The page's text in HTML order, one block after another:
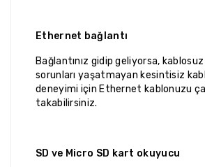
Ethernet bağlantı
Bağlantınız gidip geliyorsa,
sorunları yaşatmayan kesintisiz
deneyimi için Ethernet kablonuzu
takabilirsiniz.
SD ve Micro SD kart okuyucu